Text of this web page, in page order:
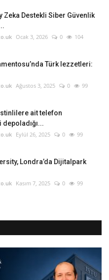
Zeka Destekli Siber Güvenlik
Ocak 3, 2026 0 104
Türk lezzetleri:
Ağustos 3, 2025 0 99
ait telefon
Eylül 26, 2025 0 99
Londra’da Dijitalpark
Kasım 7, 2025 0 99